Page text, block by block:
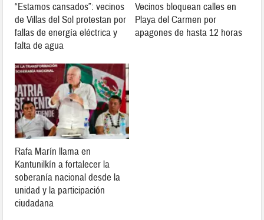
“Estamos cansados”: vecinos
de Villas del Sol protestan por
fallas de energía eléctrica y
falta de agua
Vecinos bloquean calles en
Playa del Carmen por
apagones de hasta 12 horas
Rafa Marín llama en
Kantunilkín a fortalecer la
soberanía nacional desde la
unidad y la participación
ciudadana